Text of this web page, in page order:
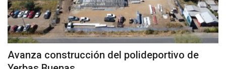
Avanza construcción del polideportivo de